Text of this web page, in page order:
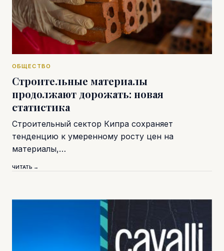
ОБЩЕСТВО
Строительные материалы
продолжают дорожать: новая
статистика
Строительный сектор Кипра сохраняет
тенденцию к умеренному росту цен на
материалы,…
ЧИТАТЬ →